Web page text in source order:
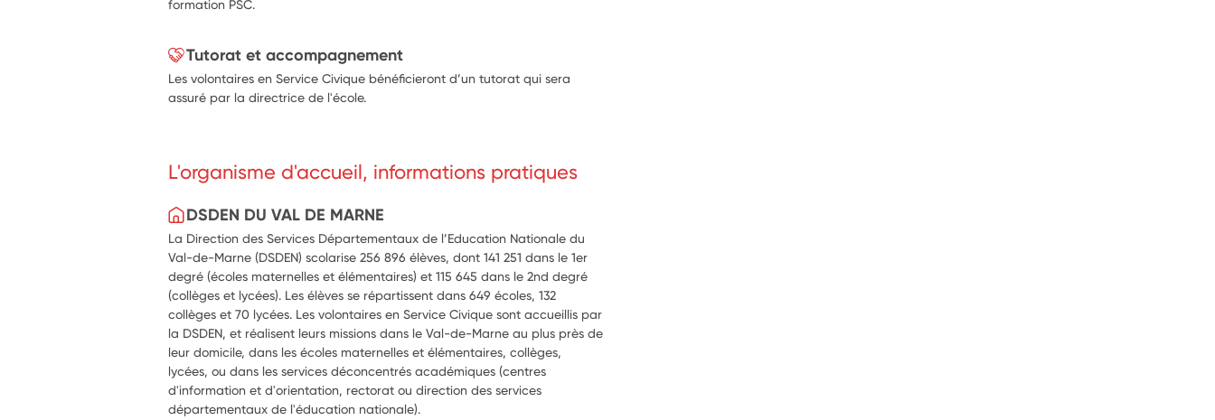
formation PSC.
Tutorat et accompagnement
Les volontaires en Service Civique bénéficieront d’un tutorat qui sera
assuré par la directrice de l'école.
L'organisme d'accueil, informations pratiques
DSDEN DU VAL DE MARNE
La Direction des Services Départementaux de l’Education Nationale du
Val-de-Marne (DSDEN) scolarise 256 896 élèves, dont 141 251 dans le 1er
degré (écoles maternelles et élémentaires) et 115 645 dans le 2nd degré
(collèges et lycées). Les élèves se répartissent dans 649 écoles, 132
collèges et 70 lycées. Les volontaires en Service Civique sont accueillis par
la DSDEN, et réalisent leurs missions dans le Val-de-Marne au plus près de
leur domicile, dans les écoles maternelles et élémentaires, collèges,
lycées, ou dans les services déconcentrés académiques (centres
d'information et d'orientation, rectorat ou direction des services
départementaux de l'éducation nationale).